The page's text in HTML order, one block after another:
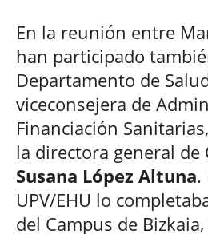
En la reunión entre
han participado
Departamento de
viceconsejera de
Financiación Sanitarias,
la directora general de
Susana López Altuna.
UPV/EHU lo
del Campus de Bizkaia,